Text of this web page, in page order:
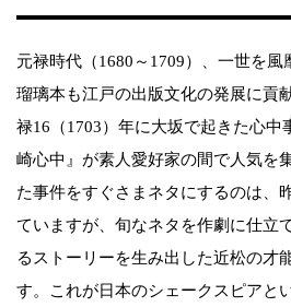
元禄時代（1680～1709）、一世を
瑠璃本も江戸の出版文化の発展に貢
禄16（1703）年に大坂で起きた心中
崎心中』が素人愛好家の間で人気を
た事件をすぐさまネタにするのは、
ていますが、旬なネタを作劇に仕立
るストーリーを生み出した近松の才
す。これが日本のシェークスピアと